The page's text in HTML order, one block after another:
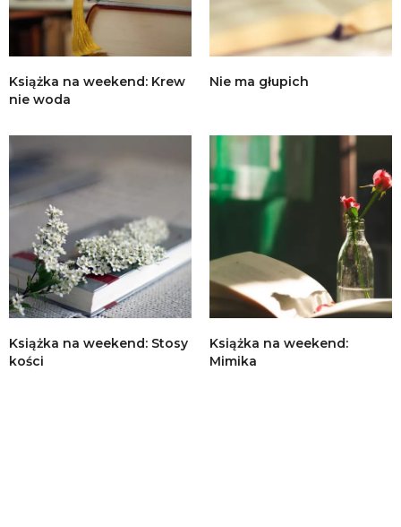
Książka na weekend: Krew
nie woda
Nie ma głupich
Książka na weekend: Stosy
kości
Książka na weekend:
Mimika